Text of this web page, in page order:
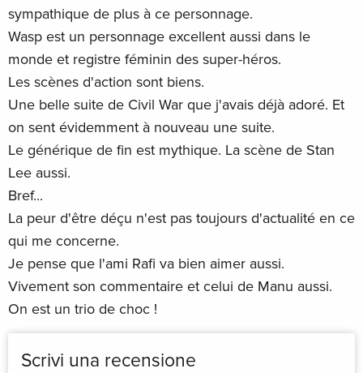
sympathique de plus à ce personnage.
Wasp est un personnage excellent aussi dans le
monde et registre féminin des super-héros.
Les scènes d'action sont biens.
Une belle suite de Civil War que j'avais déjà adoré. Et
on sent évidemment à nouveau une suite.
Le générique de fin est mythique. La scène de Stan
Lee aussi.
Bref...
La peur d'être déçu n'est pas toujours d'actualité en ce
qui me concerne.
Je pense que l'ami Rafi va bien aimer aussi.
Vivement son commentaire et celui de Manu aussi.
On est un trio de choc !
Scrivi una recensione